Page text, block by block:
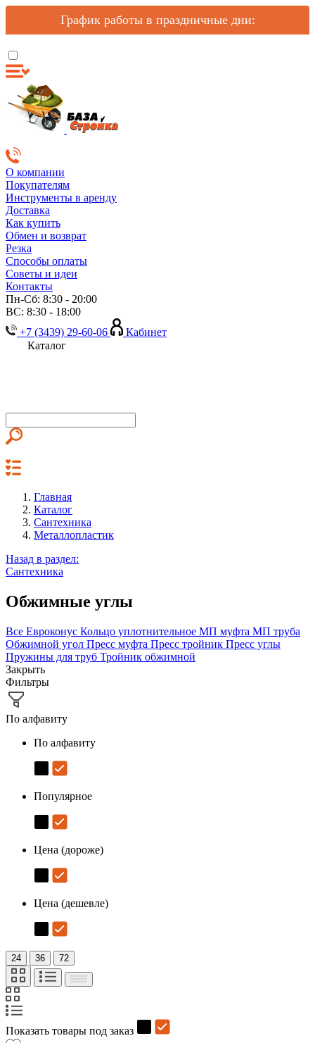
График работы в праздничные дни:
О компании
Покупателям
Инструменты в аренду
Доставка
Как купить
Обмен и возврат
Резка
Способы оплаты
Советы и идеи
Контакты
Пн-Сб: 8:30 - 20:00
ВС: 8:30 - 18:00
+7 (3439) 29-60-06
Кабинет
Каталог
Главная
Каталог
Сантехника
Металлопластик
Назад в раздел:
Сантехника
Обжимные углы
Все Евроконус Кольцо уплотнительное МП муфта МП труба
Обжимной угол Пресс муфта Пресс тройник Пресс углы
Пружины для труб Тройник обжимной
Закрыть
Фильтры
По алфавиту
По алфавиту
Популярное
Цена (дороже)
Цена (дешевле)
24 36 72
Показать товары под заказ